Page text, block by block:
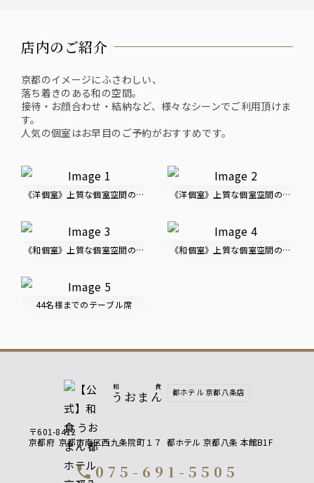
店内のご紹介
京都のイメージにふさわしい、
落ち着きのある和の空間。
接待・お顔合わせ・結納など、様々なシーンでご利用頂けま
す。
人気の個室はお早目のご予約がおすすめです。
《洋個室》上質な個室空間のおもてなし 1《洋個室》上質な個室空間のおもて
《和個室》上質な個室空間のおもてなし 1《和個室》上質な個室空間のおもて
44名様までのテーブル席
和食
うおまん 都ホテル 京都八条店
〒601-8412
京都府 京都市南区西九条院町１７ 都ホテル 京都八条 本館B1F
call075-691-5505